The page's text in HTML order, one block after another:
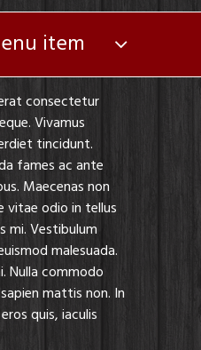
item
consectetur
Vivamus
tincidunt.
fames ac ante
Maecenas non
vitae odio in tellus
mi. Vestibulum
malesuada.
Nulla commodo
mattis non. In
quis, iaculis